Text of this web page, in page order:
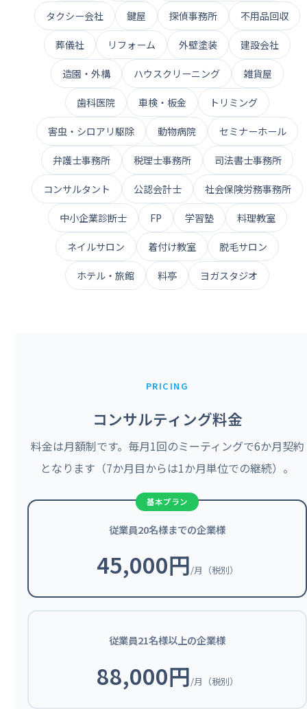
タクシー会社 鍵屋 探偵事務所 不用品回収
葬儀社 リフォーム 外壁塗装 建設会社
造園・外構 ハウスクリーニング 雑貨屋
歯科医院 車検・板金 トリミング
害虫・シロアリ駆除 動物病院 セミナーホール
弁護士事務所 税理士事務所 司法書士事務所
コンサルタント 公認会計士 社会保険労務事務所
中小企業診断士 FP 学習塾 料理教室
ネイルサロン 着付け教室 脱毛サロン
ホテル・旅館 料亭 ヨガスタジオ
PRICING
コンサルティング料金
料金は月額制です。毎月1回のミーティングで6か月契約
となります（7か月目からは1か月単位での継続）。
従業員20名様までの企業様
45,000円/月（税別）
従業員21名様以上の企業様
88,000円/月（税別）